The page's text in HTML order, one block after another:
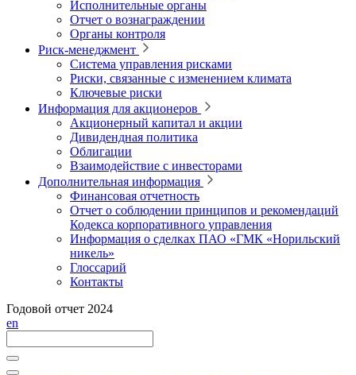
Исполнительные органы
Отчет о вознаграждении
Органы контроля
Риск-менеджмент
Система управления рисками
Риски, связанные с изменением климата
Ключевые риски
Информация для акционеров
Акционерный капитал и акции
Дивидендная политика
Облигации
Взаимодействие с инвесторами
Дополнительная информация
Финансовая отчетность
Отчет о соблюдении принципов и рекомендаций
Кодекса корпоративного управления
Информация о сделках ПАО «ГМК «Норильский
никель»
Глоссарий
Контакты
Годовой отчет 2024
en